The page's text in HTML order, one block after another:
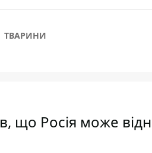
ТВАРИНИ
що Росія може